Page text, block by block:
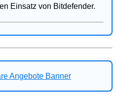
Einsatz von Bitdefender.